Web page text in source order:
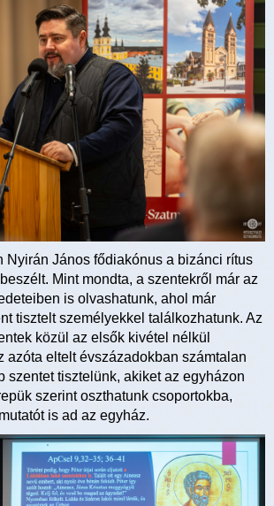
Nyirán János fődiakónus a bizánci rítus
Mint mondta, a szentekről már az
is olvashatunk, ahol már
tisztelt személyekkel találkozhatunk. Az
közül az elsők kivétel nélkül
azóta eltelt évszázadokban számtalan
szentet tisztelünk, akiket az egyházon
szerint oszthatunk csoportokba,
is ad az egyház.